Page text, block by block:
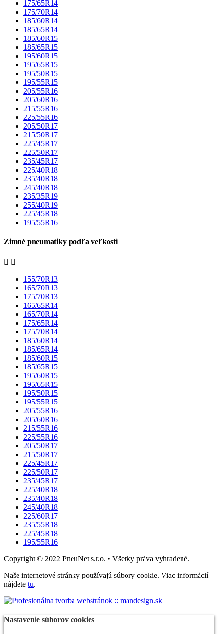
175/65R14
175/70R14
185/60R14
185/65R14
185/60R15
185/65R15
195/60R15
195/65R15
195/50R15
195/55R15
205/55R16
205/60R16
215/55R16
225/55R16
205/50R17
215/50R17
225/45R17
225/50R17
235/45R17
225/40R18
235/40R18
245/40R18
235/35R19
255/40R19
225/45R18
195/55R16
Zimné pneumatiky podľa veľkosti
 
155/70R13
165/70R13
175/70R13
165/65R14
165/70R14
175/65R14
175/70R14
185/60R14
185/65R14
185/60R15
185/65R15
195/60R15
195/65R15
195/50R15
195/55R15
205/55R16
205/60R16
215/55R16
225/55R16
205/50R17
215/50R17
225/45R17
225/50R17
235/45R17
225/40R18
235/40R18
245/40R18
225/60R17
235/55R18
225/45R18
195/55R16
Copyright © 2022 PneuNet s.r.o. • Všetky práva vyhradené.
Naše internetové stránky používajú súbory cookie. Viac informácií
nájdete tu.
Nastavenie súborov cookies